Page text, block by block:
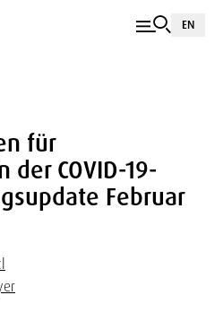
EN
für
COVID-19-
Februar